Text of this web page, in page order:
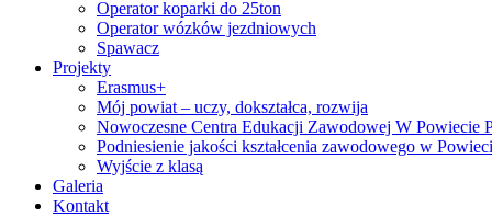
Operator koparki do 25ton
Operator wózków jezdniowych
Spawacz
Projekty
Erasmus+
Mój powiat – uczy, dokształca, rozwija
Nowoczesne Centra Edukacji Zawodowej W Powiecie
Podniesienie jakości kształcenia zawodowego w
Wyjście z klasą
Galeria
Kontakt